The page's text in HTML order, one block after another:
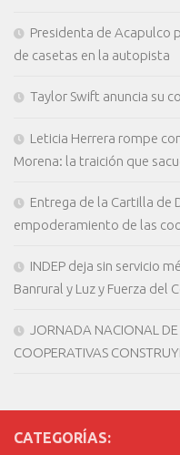
Presidenta de Acapulco
de casetas en la autopista
Taylor Swift anuncia su
Leticia Herrera rompe
Morena: la traición que
Entrega de la Cartilla de
empoderamiento de las
INDEP deja sin servicio
Banrural y Luz y Fuerza del
JORNADA NACIONAL DE
COOPERATIVAS
CATEGORÍAS: